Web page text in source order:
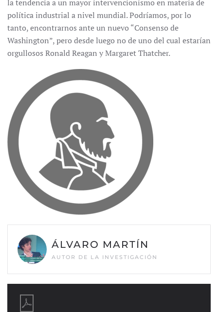
la tendencia a un mayor intervencionismo en materia de
política industrial a nivel mundial. Podríamos, por lo
tanto, encontrarnos ante un nuevo “Consenso de
Washington”, pero desde luego no de uno del cual estarían
orgullosos Ronald Reagan y Margaret Thatcher.
ÁLVARO MARTÍN
AUTOR DE LA INVESTIGACIÓN